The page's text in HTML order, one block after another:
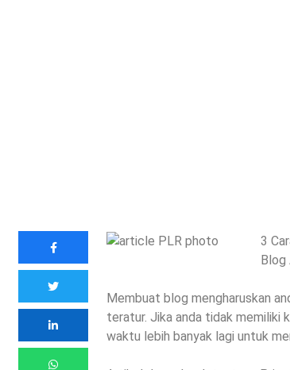
3
Blog
Membuat blog mengharuskan
teratur. Jika anda tidak memiliki
waktu lebih banyak lagi untuk